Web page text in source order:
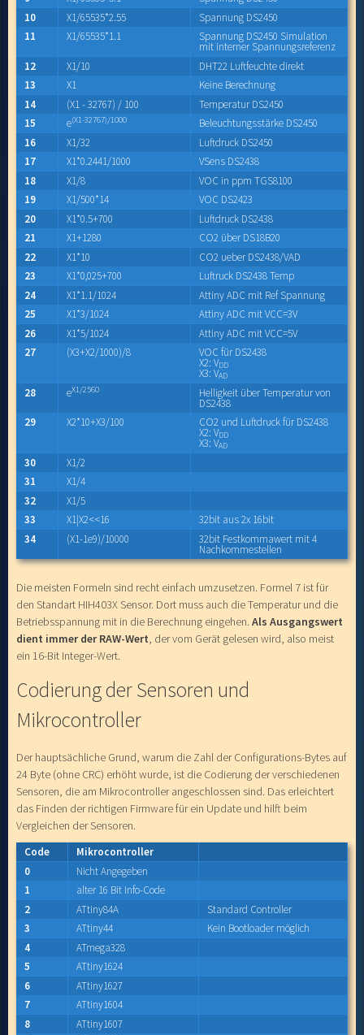
10
X1/65535*2.55
Spannung DS2450
11
X1/65535*1.1 Spannung DS2450 Simulation
mit interner Spannungsreferenz
12
X1/10
DHT22 Luftfeuchte direkt
13
X1
Keine Berechnung
14
(X1 - 32767) / 100
Temperatur DS2450
15
e(X1-32767)/1000
Beleuchtungsstärke DS2450
16
X1/32
Luftdruck DS2450
17
X1*0.2441/1000
VSens DS2438
18
X1/8
VOC in ppm TGS8100
19
X1/500*14
VOC DS2423
20
X1*0.5+700
Luftdruck DS2438
21
X1+1280
CO2 über DS18B20
22
X1*10
CO2 ueber DS2438/VAD
23
X1*0,025+700
Luftruck DS2438 Temp
24
X1*1.1/1024
Attiny ADC mit Ref Spannung
25
X1*3/1024
Attiny ADC mit VCC=3V
26
X1*5/1024
Attiny ADC mit VCC=5V
27
(X3+X2/1000)/8 VOC für DS2438
X2: VDD
X3: VAD
28 eX1/2560 Helligkeit über Temperatur von
DS2438
29
X2*10+X3/100 CO2 und Luftdruck für DS2438
X2: VDD
X3: VAD
30
X1/2
31
X1/4
32
X1/5
33
X1|X2<<16
32bit aus 2x 16bit
34
(X1-1e9)/10000 32bit Festkommawert mit 4
Nachkommestellen
Die meisten Formeln sind recht einfach umzusetzen. Formel 7 ist für
den Standart HIH403X Sensor. Dort muss auch die Temperatur und die
Betriebsspannung mit in die Berechnung eingehen. Als Ausgangswert
dient immer der RAW-Wert, der vom Gerät gelesen wird, also meist
ein 16-Bit Integer-Wert.
Codierung der Sensoren und
Mikrocontroller
Der hauptsächliche Grund, warum die Zahl der Configurations-Bytes auf
24 Byte (ohne CRC) erhöht wurde, ist die Codierung der verschiedenen
Sensoren, die am Mikrocontroller angeschlossen sind. Das erleichtert
das Finden der richtigen Firmware für ein Update und hilft beim
Vergleichen der Sensoren.
Code
Mikrocontroller
0
Nicht Angegeben
1
alter 16 Bit Info-Code
2
ATtiny84A
Standard Controller
3
ATtiny44
Kein Bootloader möglich
4
ATmega328
5
ATtiny1624
6
ATtiny1627
7
ATtiny1604
8
ATtiny1607